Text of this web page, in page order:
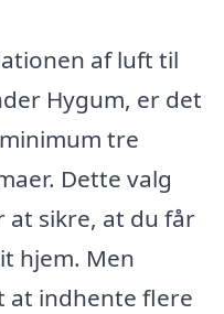
af luft til
Hygum, er det
tre
Dette valg
sikre, at du får
hjem. Men
at indhente flere